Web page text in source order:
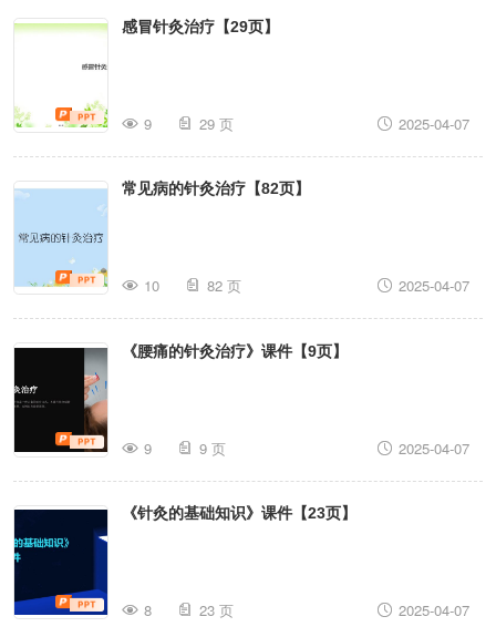
感冒针灸治疗【29页】
9 29 页 2025-04-07
常见病的针灸治疗【82页】
10 82 页 2025-04-07
《腰痛的针灸治疗》课件【9页】
9 9 页 2025-04-07
《针灸的基础知识》课件【23页】
8 23 页 2025-04-07